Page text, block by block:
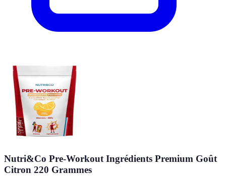
Nutri&Co Pre-Workout Ingrédients Premium Goût
Citron 220 Grammes